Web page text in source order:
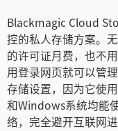
Blackmagic Cloud
控的私人存储方案。
的许可证月费，也不
用登录网页就可以管
存储设置，因为它使
和Windows系统均能
络，完全避开互联网进